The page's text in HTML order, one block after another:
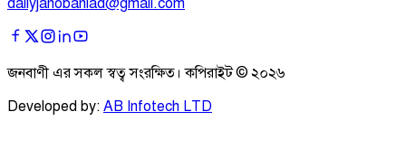
dailyjanobaniad@gmail.com
জনবাণী এর সকল স্বত্ব সংরক্ষিত। কপিরাইট © ২০২৬
Developed by: AB Infotech LTD